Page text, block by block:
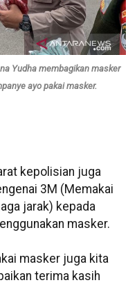
Yudha membagikan masker
ayo pakai masker.
kepolisian juga
3M (Memakai
jarak) kepada
masker.
masker juga kita
terima kasih